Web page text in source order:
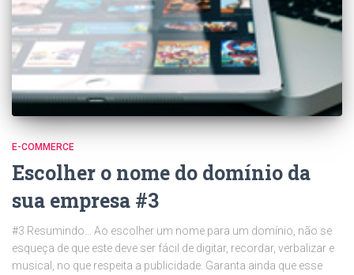
E-COMMERCE
Escolher o nome do domínio da
sua empresa #3
#3 Resumindo… Ao escolher um nome para um domínio, não se
esqueça de que este deve ser fácil de digitar, recordar, verbalizar e
musical, no que respeita a publicidade. Garanta ainda que esse